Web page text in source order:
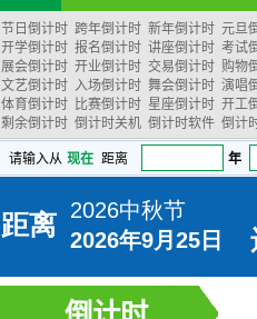
节日倒计时 跨年倒计时 新年倒计时 元旦
开学倒计时 报名倒计时 讲座倒计时 考试
展会倒计时 开业倒计时 交易倒计时 购物
文艺倒计时 入场倒计时 舞会倒计时 演唱
体育倒计时 比赛倒计时 星座倒计时 开工
剩余倒计时 倒计时关机 倒计时软件 倒计